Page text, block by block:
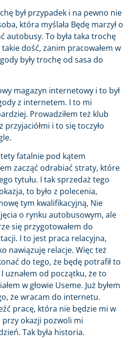
był przypadek i na pewno nie
która myślała Będę marzył o
autobusy. To była taka trochę
dość, zanim pracowałem w
były trochę od sasa do
magazyn internetowy i to był
z internetem. I to mi
Prowadziłem też klub
przyjaciółmi i to się toczyło
fatalnie pod kątem
zacząć odrabiać straty, które
tytułu. I tak sprzedaż tego
to było z polecenia,
tym kwalifikacyjną, Nie
o rynku autobusowym, ale
się przygotowałem do
I to jest praca relacyjna,
nawiązuję relacje. Więc też
do tego, że będę potrafił to
uznałem od początku, że to
w głowie Useme. Już byłem
że wracam do internetu.
pracę, która nie będzie mi w
przy okazji pozwoli mi
Tak była historia.